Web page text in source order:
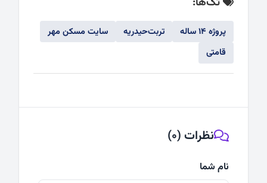
پروژه ۱۴ ساله تربت‌حیدریه
سایت مسکن مهر
قامتی
نظرات (0)
نام شما